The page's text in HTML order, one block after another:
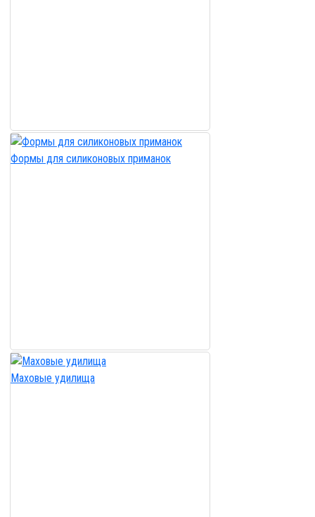
Формы для силиконовых приманок
Маховые удилища